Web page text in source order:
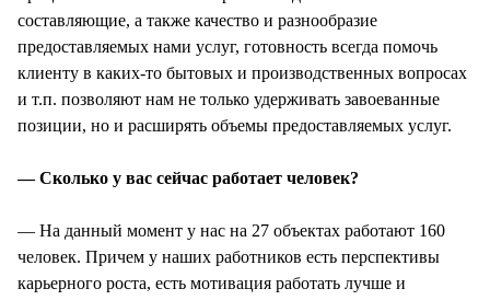
составляющие, а также качество и разнообразие
предоставляемых нами услуг, готовность всегда помочь
клиенту в каких-то бытовых и производственных вопросах
и т.п. позволяют нам не только удерживать завоеванные
позиции, но и расширять объемы предоставляемых услуг.
— Сколько у вас сейчас работает человек?
— На данный момент у нас на 27 объектах работают 160
человек. Причем у наших работников есть перспективы
карьерного роста, есть мотивация работать лучше и